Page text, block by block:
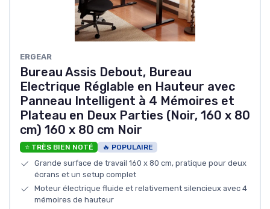
ERGEAR
Bureau Assis Debout, Bureau
Electrique Réglable en Hauteur avec
Panneau Intelligent à 4 Mémoires et
Plateau en Deux Parties (Noir, 160 x 80
cm) 160 x 80 cm Noir
⭐ TRÈS BIEN NOTÉ 🔥 POPULAIRE
Grande surface de travail 160 x 80 cm, pratique pour deux
écrans et un setup complet
Moteur électrique fluide et relativement silencieux avec 4
mémoires de hauteur